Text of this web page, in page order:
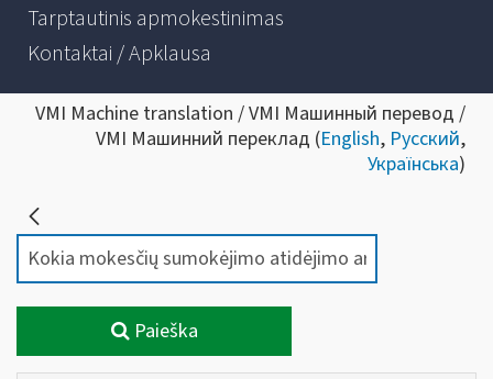
Tarptautinis apmokestinimas
Kontaktai / Apklausa
VMI Machine translation / VMI Машинный перевод /
VMI Машинний переклад (English, Русский,
Українська)
Paieška